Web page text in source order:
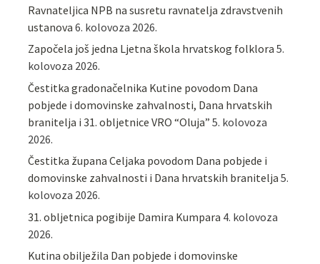
Ravnateljica NPB na susretu ravnatelja zdravstvenih
ustanova 6. kolovoza 2026.
Započela još jedna Ljetna škola hrvatskog folklora 5.
kolovoza 2026.
Čestitka gradonačelnika Kutine povodom Dana
pobjede i domovinske zahvalnosti, Dana hrvatskih
branitelja i 31. obljetnice VRO “Oluja” 5. kolovoza
2026.
Čestitka župana Celjaka povodom Dana pobjede i
domovinske zahvalnosti i Dana hrvatskih branitelja 5.
kolovoza 2026.
31. obljetnica pogibije Damira Kumpara 4. kolovoza
2026.
Kutina obilježila Dan pobjede i domovinske